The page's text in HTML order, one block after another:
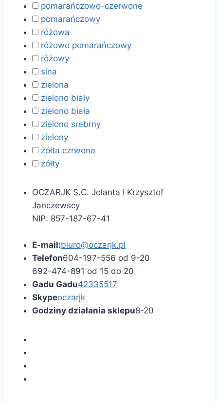
pomarańczowo-czerwone
pomarańczowy
różowa
różowo pomarańczowy
różowy
sina
zielona
zielono bialy
zielono biała
zielono srebrny
zielony
żółta czrwona
żółty
OCZARJK S.C. Jolanta i Krzysztof
Janczewscy
NIP: 857-187-67-41
E-mail:biuro@oczarjk.pl
Telefon604-197-556 od 9-20
692-474-891 od 15 do 20
Gadu Gadu42335517
Skypeoczarjk
Godziny działania sklepu8-20